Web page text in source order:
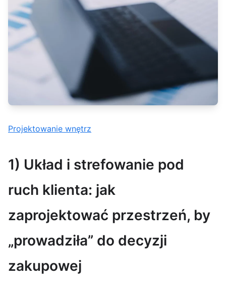
Projektowanie wnętrz
1) Układ i strefowanie pod
ruch klienta: jak
zaprojektować przestrzeń, by
„prowadziła” do decyzji
zakupowej